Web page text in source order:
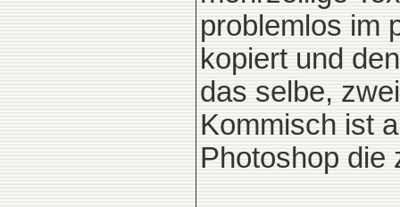
problemlos im
kopiert und
das selbe,
Kommisch ist
Photoshop die